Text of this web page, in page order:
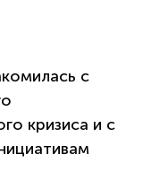
с
кризиса и с